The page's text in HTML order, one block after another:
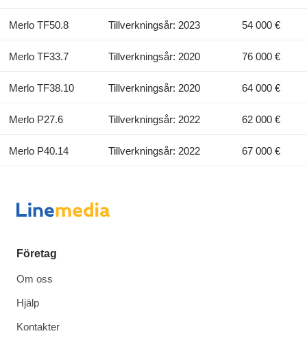
Merlo TF50.8 Tillverkningsår: 2023 54 000 €
Merlo TF33.7 Tillverkningsår: 2020 76 000 €
Merlo TF38.10 Tillverkningsår: 2020 64 000 €
Merlo P27.6 Tillverkningsår: 2022 62 000 €
Merlo P40.14 Tillverkningsår: 2022 67 000 €
Företag
Om oss
Hjälp
Kontakter